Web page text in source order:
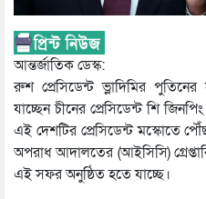
আন্তর্জাতিক ডেস্ক:
রুশ প্রেসিডেন্ট ভ্লাদিমির
যাচ্ছেন চীনের প্রেসিডেন্ট শি
এই দেশটির প্রেসিডেন্ট মস্কোতে
অপরাধ আদালতের (আইসিসি)
এই সফর অনুষ্ঠিত হতে যাচ্ছে।